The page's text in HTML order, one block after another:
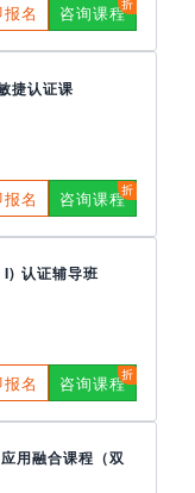
名 咨询课程
捷认证课
名 咨询课程
认证辅导班
名 咨询课程
用融合课程（双